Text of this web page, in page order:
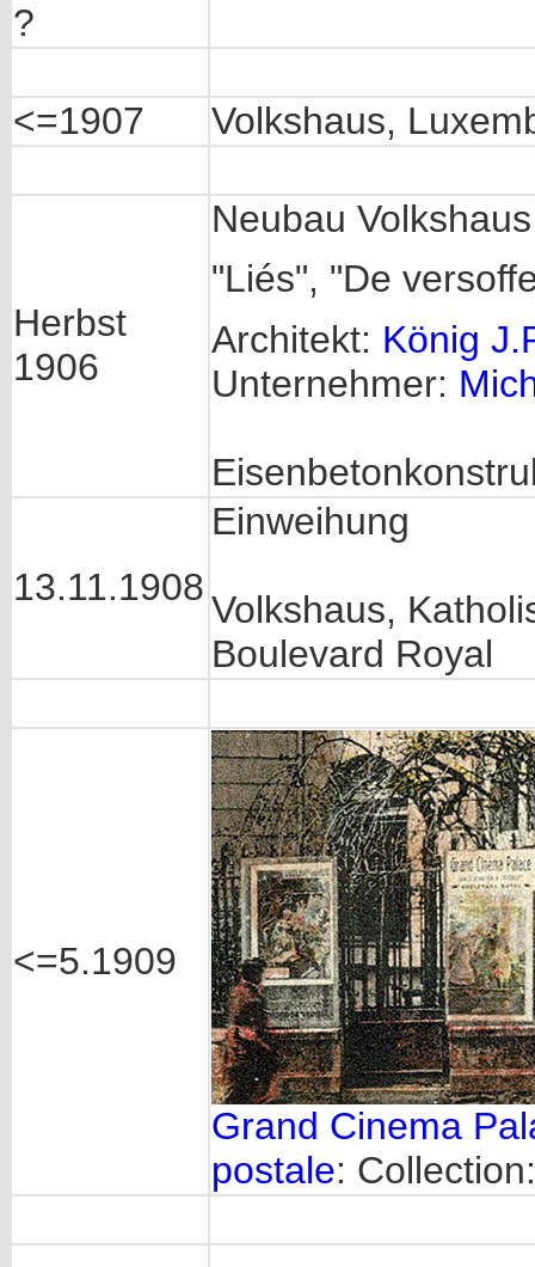
?
<=1907 Volkshaus,
Herbst
1906
Neubau
"Liés", "De
Architekt: König
Unternehmer:
13.11.1908
Einweihung
Volkshaus,
Boulevard Royal
<=5.1909
Grand Cinema
postale: